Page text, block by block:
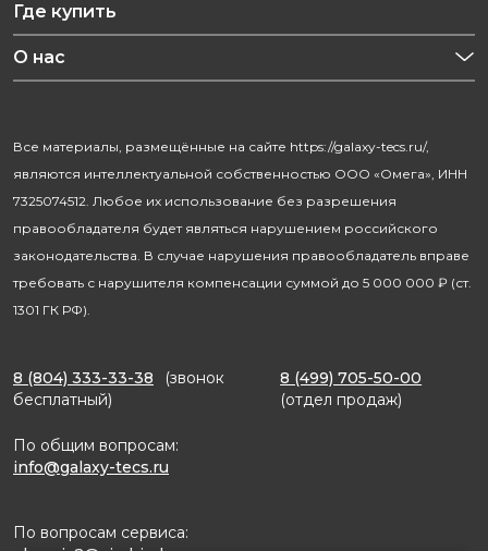
Уход за волосами
Красота и здоровье
Уход за домом
Посуда
Где купить
О нас
Благотворительность
Все материалы, размещённые на сайте https://galaxy-tecs.ru/,
являются интеллектуальной собственностью ООО «Омега», ИНН
7325074512. Любое их использование без разрешения
правообладателя будет являться нарушением российского
законодательства. В случае нарушения правообладатель вправе
требовать с нарушителя компенсации суммой до 5 000 000 ₽ (ст.
1301 ГК РФ).
8 (804) 333-33-38
(звонок
бесплатный)
8 (499) 705-50-00
(отдел продаж)
По общим вопросам:
info@galaxy-tecs.ru
По вопросам сервиса: